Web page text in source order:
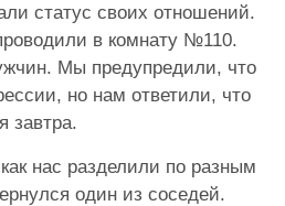
статус своих отношений.
в комнату №110.
Мы предупредили, что
но нам ответили, что
завтра.
нас разделили по разным
один из соседей.